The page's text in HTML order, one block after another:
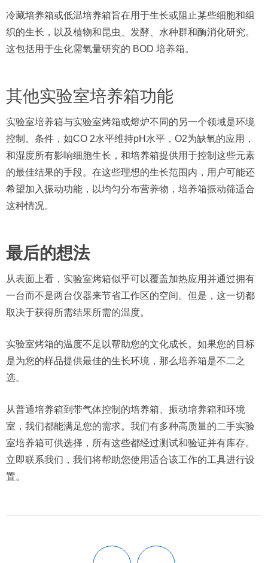
冷藏培养箱或低温培养箱旨在用于生长或阻止某些细胞和组
织的生长，以及植物和昆虫、发酵、水种群和酶消化研究。
这包括用于生化需氧量研究的 BOD 培养箱。
其他实验室培养箱功能
实验室培养箱与实验室烤箱或熔炉不同的另一个领域是环境
控制。条件，如CO 2水平维持pH水平，O2为缺氧的应用，
和湿度所有影响细胞生长，和培养箱提供用于控制这些元素
的最佳结果的手段。在这些理想的生长范围内，用户可能还
希望加入振动功能，以均匀分布营养物，培养箱振动筛适合
这种情况。
最后的想法
从表面上看，实验室烤箱似乎可以覆盖加热应用并通过拥有
一台而不是两台仪器来节省工作区的空间。但是，这一切都
取决于获得所需结果所需的温度。
实验室烤箱的温度不足以帮助您的文化成长。如果您的目标
是为您的样品提供最佳的生长环境，那么培养箱是不二之
选。
从普通培养箱到带气体控制的培养箱、振动培养箱和环境
室，我们都能满足您的需求。我们有多种高质量的二手实验
室培养箱可供选择，所有这些都经过测试和验证并有库存。
立即联系我们，我们将帮助您使用适合该工作的工具进行设
置。